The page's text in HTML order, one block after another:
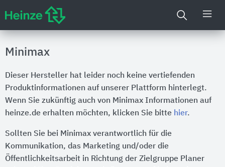
Minimax
Dieser Hersteller hat leider noch keine vertiefenden
Produktinformationen auf unserer Plattform hinterlegt.
Wenn Sie zukünftig auch von Minimax Informationen auf
heinze.de erhalten möchten, klicken Sie bitte hier.
Sollten Sie bei Minimax verantwortlich für die
Kommunikation, das Marketing und/oder die
Öffentlichkeitsarbeit in Richtung der Zielgruppe Planer